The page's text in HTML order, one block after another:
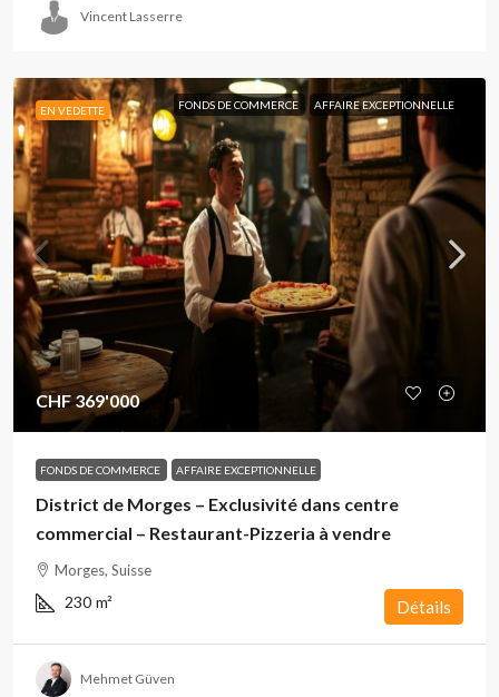
Vincent Lasserre
EN VEDETTE FONDS DE COMMERCE AFFAIRE EXCEPTIONNELLE
CHF 369'000
FONDS DE COMMERCE AFFAIRE EXCEPTIONNELLE
District de Morges – Exclusivité dans centre
commercial – Restaurant-Pizzeria à vendre
Morges, Suisse
230 m² Détails
Mehmet Güven